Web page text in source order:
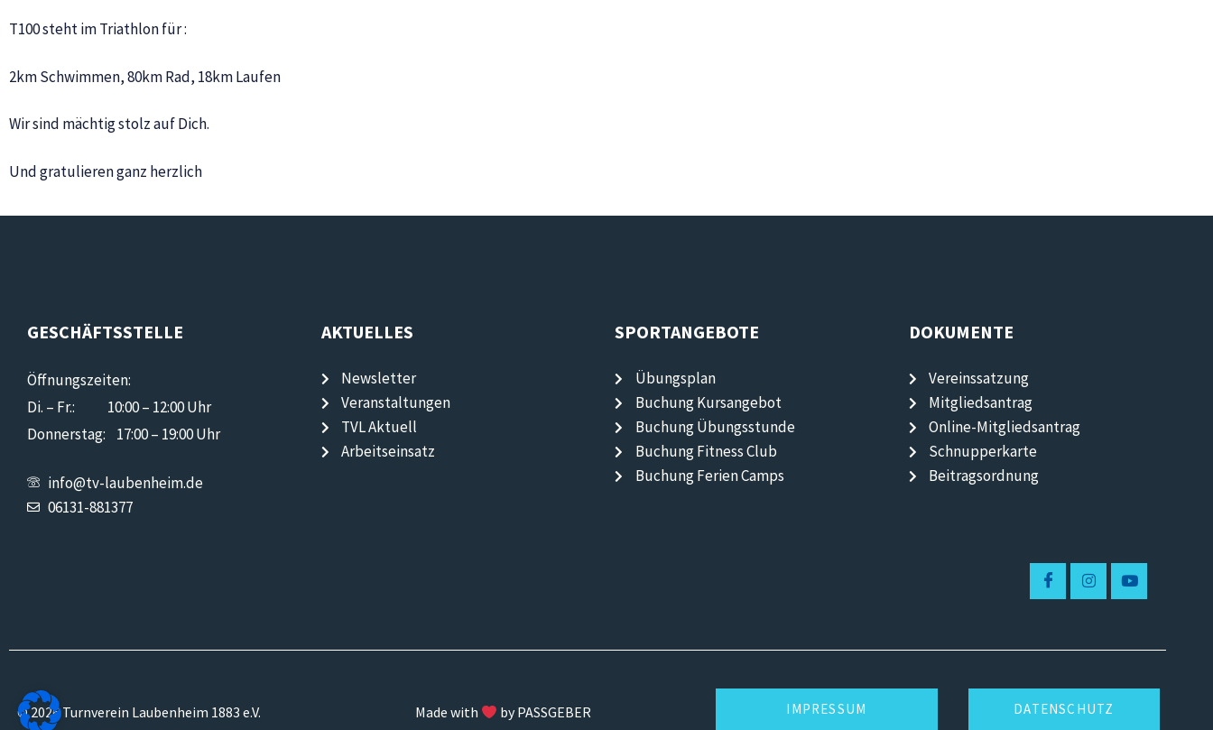
T100 steht im Triathlon für :
2km Schwimmen, 80km Rad, 18km Laufen
Wir sind mächtig stolz auf Dich.
Und gratulieren ganz herzlich
GESCHÄFTSSTELLE
Öffnungszeiten:
Di. – Fr.: 10:00 – 12:00 Uhr
Donnerstag: 17:00 – 19:00 Uhr
info@tv-laubenheim.de
06131-881377
AKTUELLES
Newsletter
Veranstaltungen
TVL Aktuell
Arbeitseinsatz
SPORTANGEBOTE
Übungsplan
Buchung Kursangebot
Buchung Übungsstunde
Buchung Fitness Club
Buchung Ferien Camps
DOKUMENTE
Vereinssatzung
Mitgliedsantrag
Online-Mitgliedsantrag
Schnupperkarte
Beitragsordnung
© 2026 Turnverein Laubenheim 1883 e.V. Made with by PASSGEBER IMPRESSUM DATENSCHUTZ